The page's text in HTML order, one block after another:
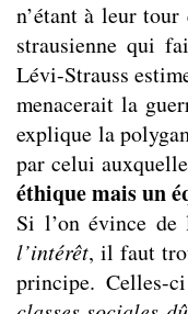
n’étant à leur
strausienne qui
Lévi-Strauss
menacerait la
explique la
par celui
éthique mais un
Si l’on évince de
l’intérêt, il faut
principe. Celles-